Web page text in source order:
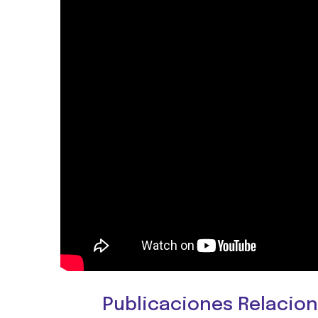
Publicaciones